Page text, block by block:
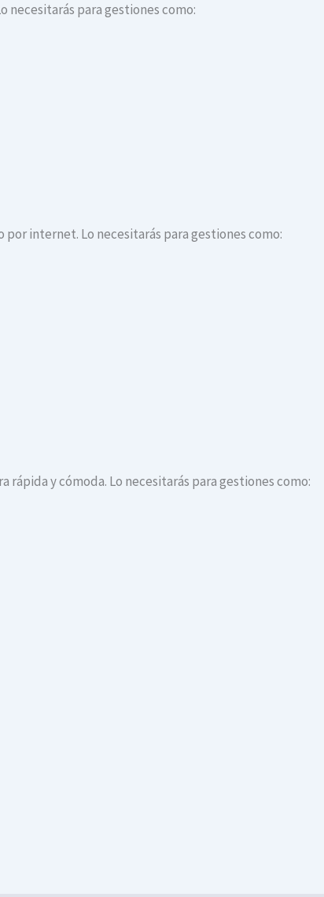
necesitarás para gestiones como:
internet. Lo necesitarás para gestiones como:
rápida y cómoda. Lo necesitarás para gestiones como: